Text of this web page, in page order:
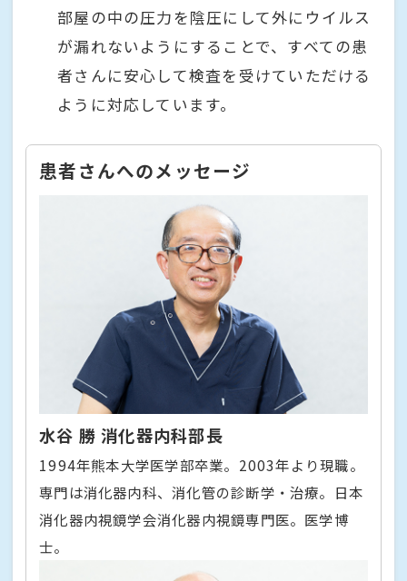
部屋の中の圧力を陰圧にして外にウイルス
が漏れないようにすることで、すべての患
者さんに安心して検査を受けていただける
ように対応しています。
患者さんへのメッセージ
水谷 勝 消化器内科部長
1994年熊本大学医学部卒業。2003年より現職。
専門は消化器内科、消化管の診断学・治療。日本
消化器内視鏡学会消化器内視鏡専門医。医学博
士。